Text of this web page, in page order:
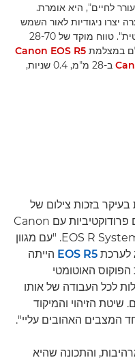
לחיים", היא אומרת.
יצרו ניגודיות לאור השמש
שריצד על עשב הים, והעניקו סצנה דרמטית". טווח מוקד של 28-70
במצלמת Canon EOS R5
ב-28 מ"מ, 0.4 שניות,
בעיקר בזכות צילום של
. לאחר ארבע שנים פרודוקטיביות עם Canon
EOS 5D Mark IV, היא שדרגה ל-EOS R System. "עם מגוון
לערכת EOS R5 הייתה
האוטומטי
לכל העבודה של אותו
שיטת הזיהוי והמיקוד
המצבים האהובים עליי".
והתכונה שהיא